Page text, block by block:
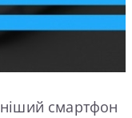
смартфон